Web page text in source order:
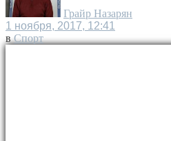
Грайр Назарян
1 ноября, 2017, 12:41
в Спорт